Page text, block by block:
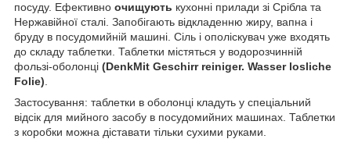
посуду. Ефективно очищують кухонні прилади зі Срібла та
Нержавійної сталі. Запобігають відкладенню жиру, вапна і
бруду в посудомийній машині. Сіль і ополіскувач уже входять
до складу таблетки. Таблетки містяться у водорозчинній
фользі-оболонці (DenkMit Geschirr reiniger. Wasser losliche
Folie).
Застосування: таблетки в оболонці кладуть у спеціальний
відсік для мийного засобу в посудомийних машинах. Таблетки
з коробки можна діставати тільки сухими руками.